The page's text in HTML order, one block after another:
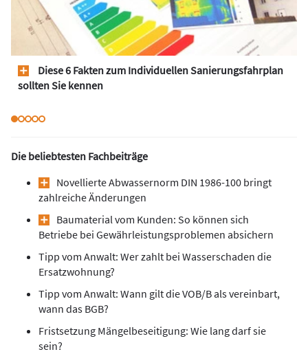
Diese 6 Fakten zum Individuellen Sanierungsfahrplan
sollten Sie kennen
Die beliebtesten Fachbeiträge
Novellierte Abwassernorm DIN 1986-100 bringt
zahlreiche Änderungen
Baumaterial vom Kunden: So können sich
Betriebe bei Gewährleistungsproblemen absichern
Tipp vom Anwalt: Wer zahlt bei Wasserschaden die
Ersatzwohnung?
Tipp vom Anwalt: Wann gilt die VOB/B als vereinbart,
wann das BGB?
Fristsetzung Mängelbeseitigung: Wie lang darf sie
sein?